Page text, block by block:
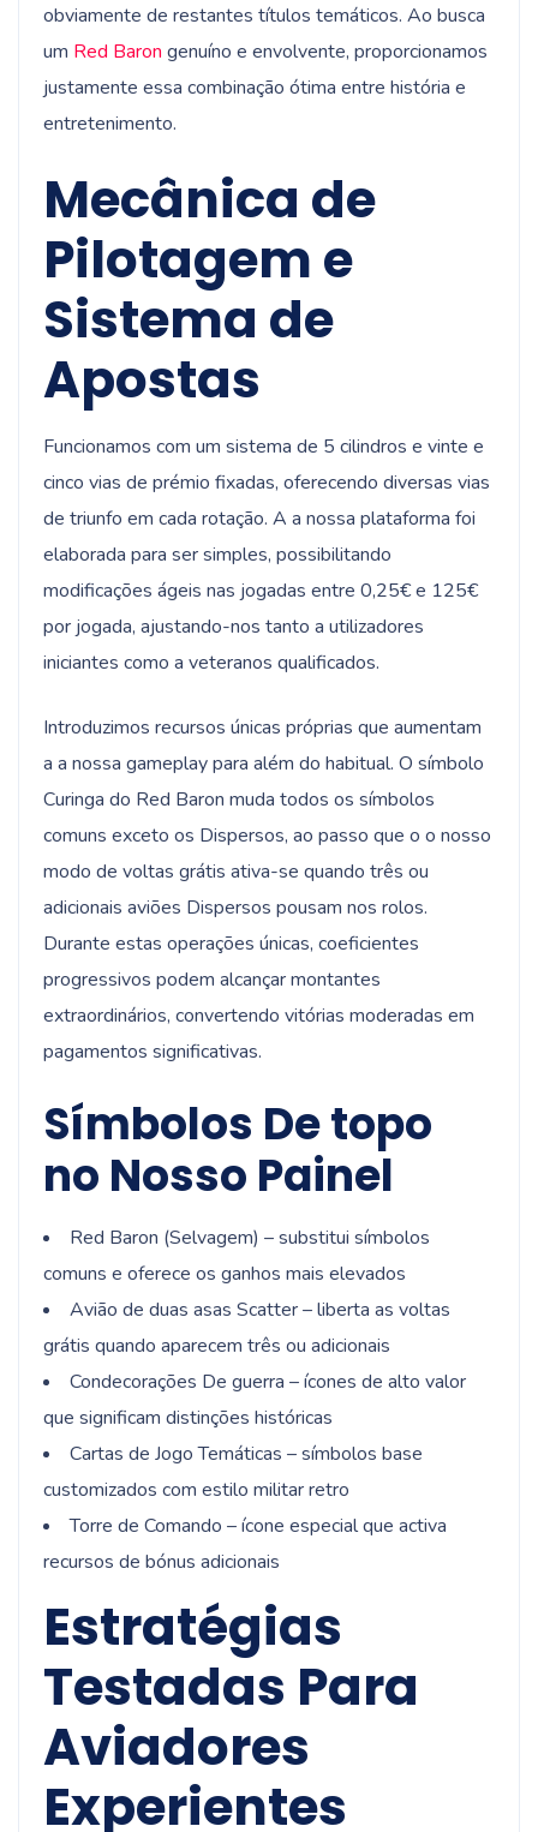
obviamente de restantes títulos temáticos. Ao busca
um Red Baron genuíno e envolvente, proporcionamos
justamente essa combinação ótima entre história e
entretenimento.
Mecânica de
Pilotagem e
Sistema de
Apostas
Funcionamos com um sistema de 5 cilindros e vinte e
cinco vias de prémio fixadas, oferecendo diversas vias
de triunfo em cada rotação. A a nossa plataforma foi
elaborada para ser simples, possibilitando
modificações ágeis nas jogadas entre 0,25€ e 125€
por jogada, ajustando-nos tanto a utilizadores
iniciantes como a veteranos qualificados.
Introduzimos recursos únicas próprias que aumentam
a a nossa gameplay para além do habitual. O símbolo
Curinga do Red Baron muda todos os símbolos
comuns exceto os Dispersos, ao passo que o o nosso
modo de voltas grátis ativa-se quando três ou
adicionais aviões Dispersos pousam nos rolos.
Durante estas operações únicas, coeficientes
progressivos podem alcançar montantes
extraordinários, convertendo vitórias moderadas em
pagamentos significativas.
Símbolos De topo
no Nosso Painel
Red Baron (Selvagem) – substitui símbolos
comuns e oferece os ganhos mais elevados
Avião de duas asas Scatter – liberta as voltas
grátis quando aparecem três ou adicionais
Condecorações De guerra – ícones de alto valor
que significam distinções históricas
Cartas de Jogo Temáticas – símbolos base
customizados com estilo militar retro
Torre de Comando – ícone especial que activa
recursos de bónus adicionais
Estratégias
Testadas Para
Aviadores
Experientes